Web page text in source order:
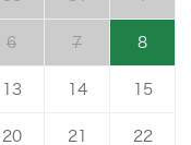
6 7 8
13 14 15
20 21 22